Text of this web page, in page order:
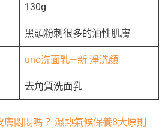
130g
黑頭粉刺很多的油性肌膚
uno洗面乳—新 淨洗顏
去角質洗面乳
膚悶悶嗎？ 濕熱氣候保養8大原則